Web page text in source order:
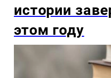
истории
этом году